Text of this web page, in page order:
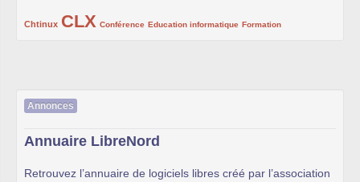
Chtinux
222/1002CLX
1002/1002 Conférence
132/1002 Education informatique
119/1002 Formation
168/1002
Annonces
Annuaire LibreNord
Retrouvez l’annuaire de logiciels libres créé par l’association